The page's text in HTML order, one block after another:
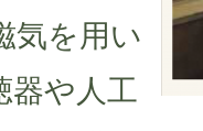
気を用い
器や人工